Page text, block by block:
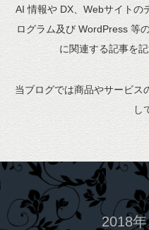
AI 情報や DX、Webサイトの
ログラム及び WordPress 等
に関連する記事を
当ブログでは商品やサービス
し
2018